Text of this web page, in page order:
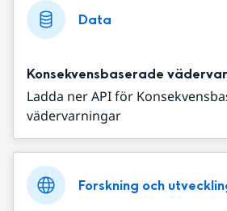
Data
Konsekvensbaserade
Ladda ner API för
vädervarningar
Forskning och